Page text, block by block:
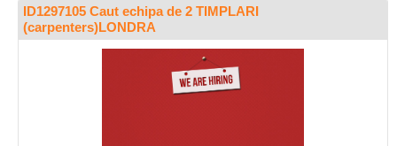
ID1297105 Caut echipa de 2 TIMPLARI
(carpenters)LONDRA